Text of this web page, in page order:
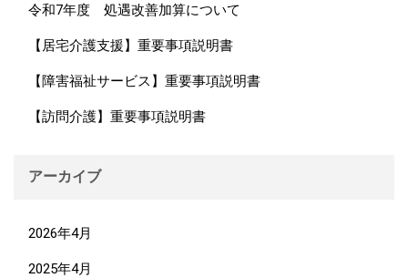
令和7年度 処遇改善加算について
【居宅介護支援】重要事項説明書
【障害福祉サービス】重要事項説明書
【訪問介護】重要事項説明書
アーカイブ
2026年4月
2025年4月